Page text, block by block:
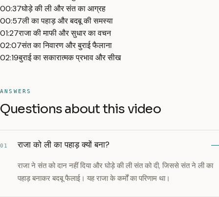
00:37घोड़े की ली और संत का आग्रह
00:57ली का पहाड़ और बदबू की समस्या
01:27राजा की माफी और सुधार का वचन
02:07संत का निवारण और बुराई फैलाना
02:19बुराई का सकारात्मक प्रभाव और सीख
ANSWERS
Questions about this video
01 राजा को ली का पहाड़ क्यों बना?
राजा ने संत को दान नहीं दिया और घोड़े की ली संत को दी, जिससे संत ने ली का
पहाड़ बनाकर बदबू फैलाई। यह राजा के कर्मों का परिणाम था।